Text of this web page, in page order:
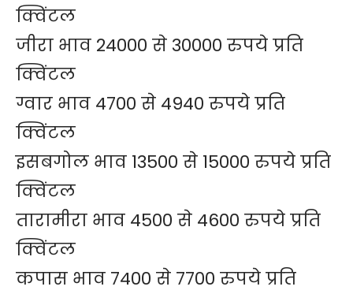
क्विंटल
जीरा भाव 24000 से 30000 रुपये प्रति
क्विंटल
ग्वार भाव 4700 से 4940 रुपये प्रति
क्विंटल
इसबगोल भाव 13500 से 15000 रुपये प्रति
क्विंटल
तारामीरा भाव 4500 से 4600 रुपये प्रति
क्विंटल
कपास भाव 7400 से 7700 रुपये प्रति